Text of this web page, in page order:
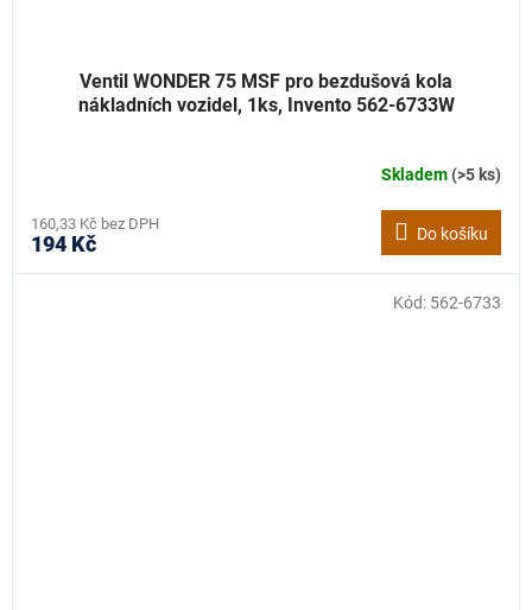
Ventil WONDER 75 MSF pro bezdušová kola
nákladních vozidel, 1ks, Invento 562-6733W
Skladem(>5 ks)
160,33 Kč bez DPH
194 Kč Do košíku
Kód: 562-6733